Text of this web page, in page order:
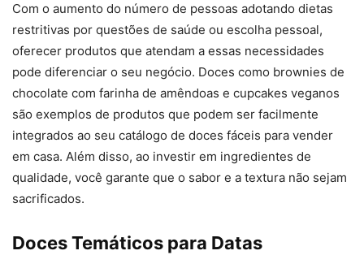
Com o aumento do número de pessoas adotando dietas
restritivas por questões de saúde ou escolha pessoal,
oferecer produtos que atendam a essas necessidades
pode diferenciar o seu negócio. Doces como brownies de
chocolate com farinha de amêndoas e cupcakes veganos
são exemplos de produtos que podem ser facilmente
integrados ao seu catálogo de doces fáceis para vender
em casa. Além disso, ao investir em ingredientes de
qualidade, você garante que o sabor e a textura não sejam
sacrificados.
Doces Temáticos para Datas